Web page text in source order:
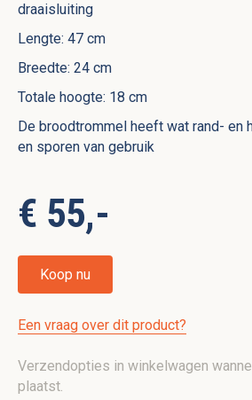
draaisluiting
Lengte: 47 cm
Breedte: 24 cm
Totale hoogte: 18 cm
De broodtrommel heeft wat rand- en
en sporen van gebruik
€ 55,-
Koop nu
Een vraag over dit product?
Verzendopties in winkelwagen
plaatst.